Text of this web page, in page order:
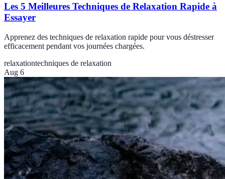
Les 5 Meilleures Techniques de Relaxation Rapide à
Essayer
Apprenez des techniques de relaxation rapide pour vous déstresser
efficacement pendant vos journées chargées.
relaxationtechniques de relaxation
Aug 6